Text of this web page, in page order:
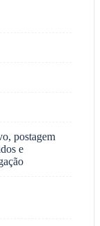
postagem
e